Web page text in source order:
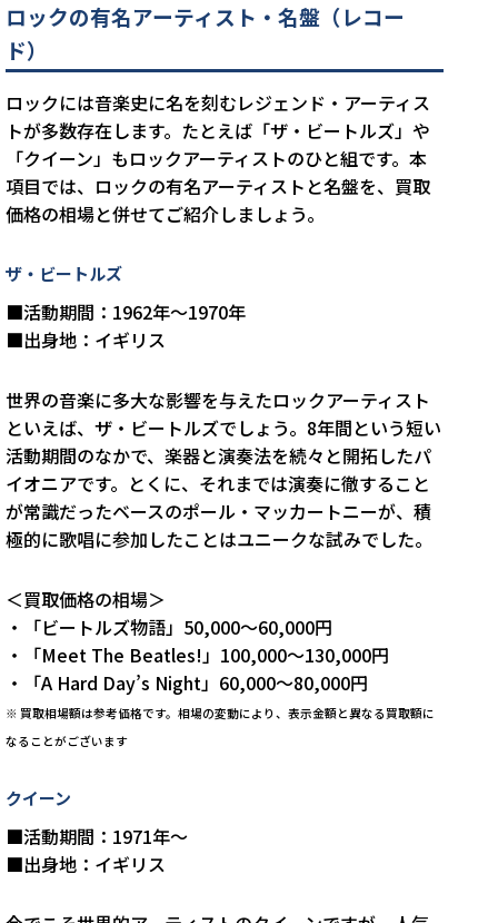
ロックの有名アーティスト・名盤（レコー
ド）
ロックには音楽史に名を刻むレジェンド・アーティス
トが多数存在します。たとえば「ザ・ビートルズ」や
「クイーン」もロックアーティストのひと組です。本
項目では、ロックの有名アーティストと名盤を、買取
価格の相場と併せてご紹介しましょう。
ザ・ビートルズ
■活動期間：1962年～1970年
■出身地：イギリス
世界の音楽に多大な影響を与えたロックアーティスト
といえば、ザ・ビートルズでしょう。8年間という短い
活動期間のなかで、楽器と演奏法を続々と開拓したパ
イオニアです。とくに、それまでは演奏に徹すること
が常識だったベースのポール・マッカートニーが、積
極的に歌唱に参加したことはユニークな試みでした。
＜買取価格の相場＞
・「ビートルズ物語」50,000～60,000円
・「Meet The Beatles!」100,000～130,000円
・「A Hard Day’s Night」60,000～80,000円
※ 買取相場額は参考価格です。相場の変動により、表示金額と異なる買取額に
なることがございます
クイーン
■活動期間：1971年～
■出身地：イギリス